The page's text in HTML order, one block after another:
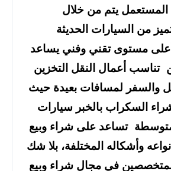
المستعمل يتم من خلال
من السيارات الحديثة
مستوى تقني وفني يساعد
تناسب أعمال النقل التخزين
والسفر لمسافات بعيدة حيث
السكراب بالخبر سيارات
تساعد على شراء وبيع
وأشكاله المختلفة، بلا شك
في مجال شراء وبيع